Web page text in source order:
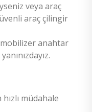
veya araç
araç çilingir
anahtar
müdahale